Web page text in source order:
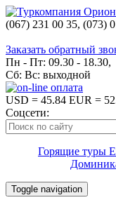
(067) 231 00 35, (073)
Заказать обратный
Пн - Пт: 09.30 - 18.30,
Сб: Вс: выходной
USD = 45.84 EUR =
Соцсети:
Горящие туры
Toggle navigation